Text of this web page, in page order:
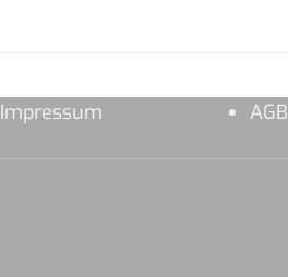
Impressum AGB